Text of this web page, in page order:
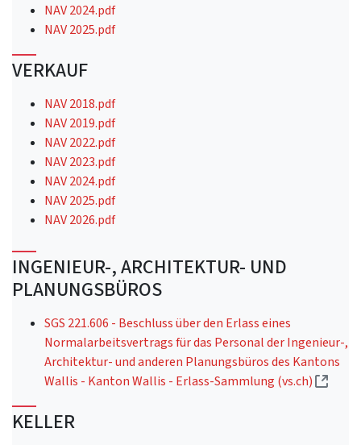
NAV 2024.pdf
NAV 2025.pdf
VERKAUF
NAV 2018.pdf
NAV 2019.pdf
NAV 2022.pdf
NAV 2023.pdf
NAV 2024.pdf
NAV 2025.pdf
NAV 2026.pdf
INGENIEUR-, ARCHITEKTUR- UND
PLANUNGSBÜROS
SGS 221.606 - Beschluss über den Erlass eines
Normalarbeitsvertrags für das Personal der Ingenieur-,
Architektur- und anderen Planungsbüros des Kantons
Wallis - Kanton Wallis - Erlass-Sammlung (vs.ch)
KELLER